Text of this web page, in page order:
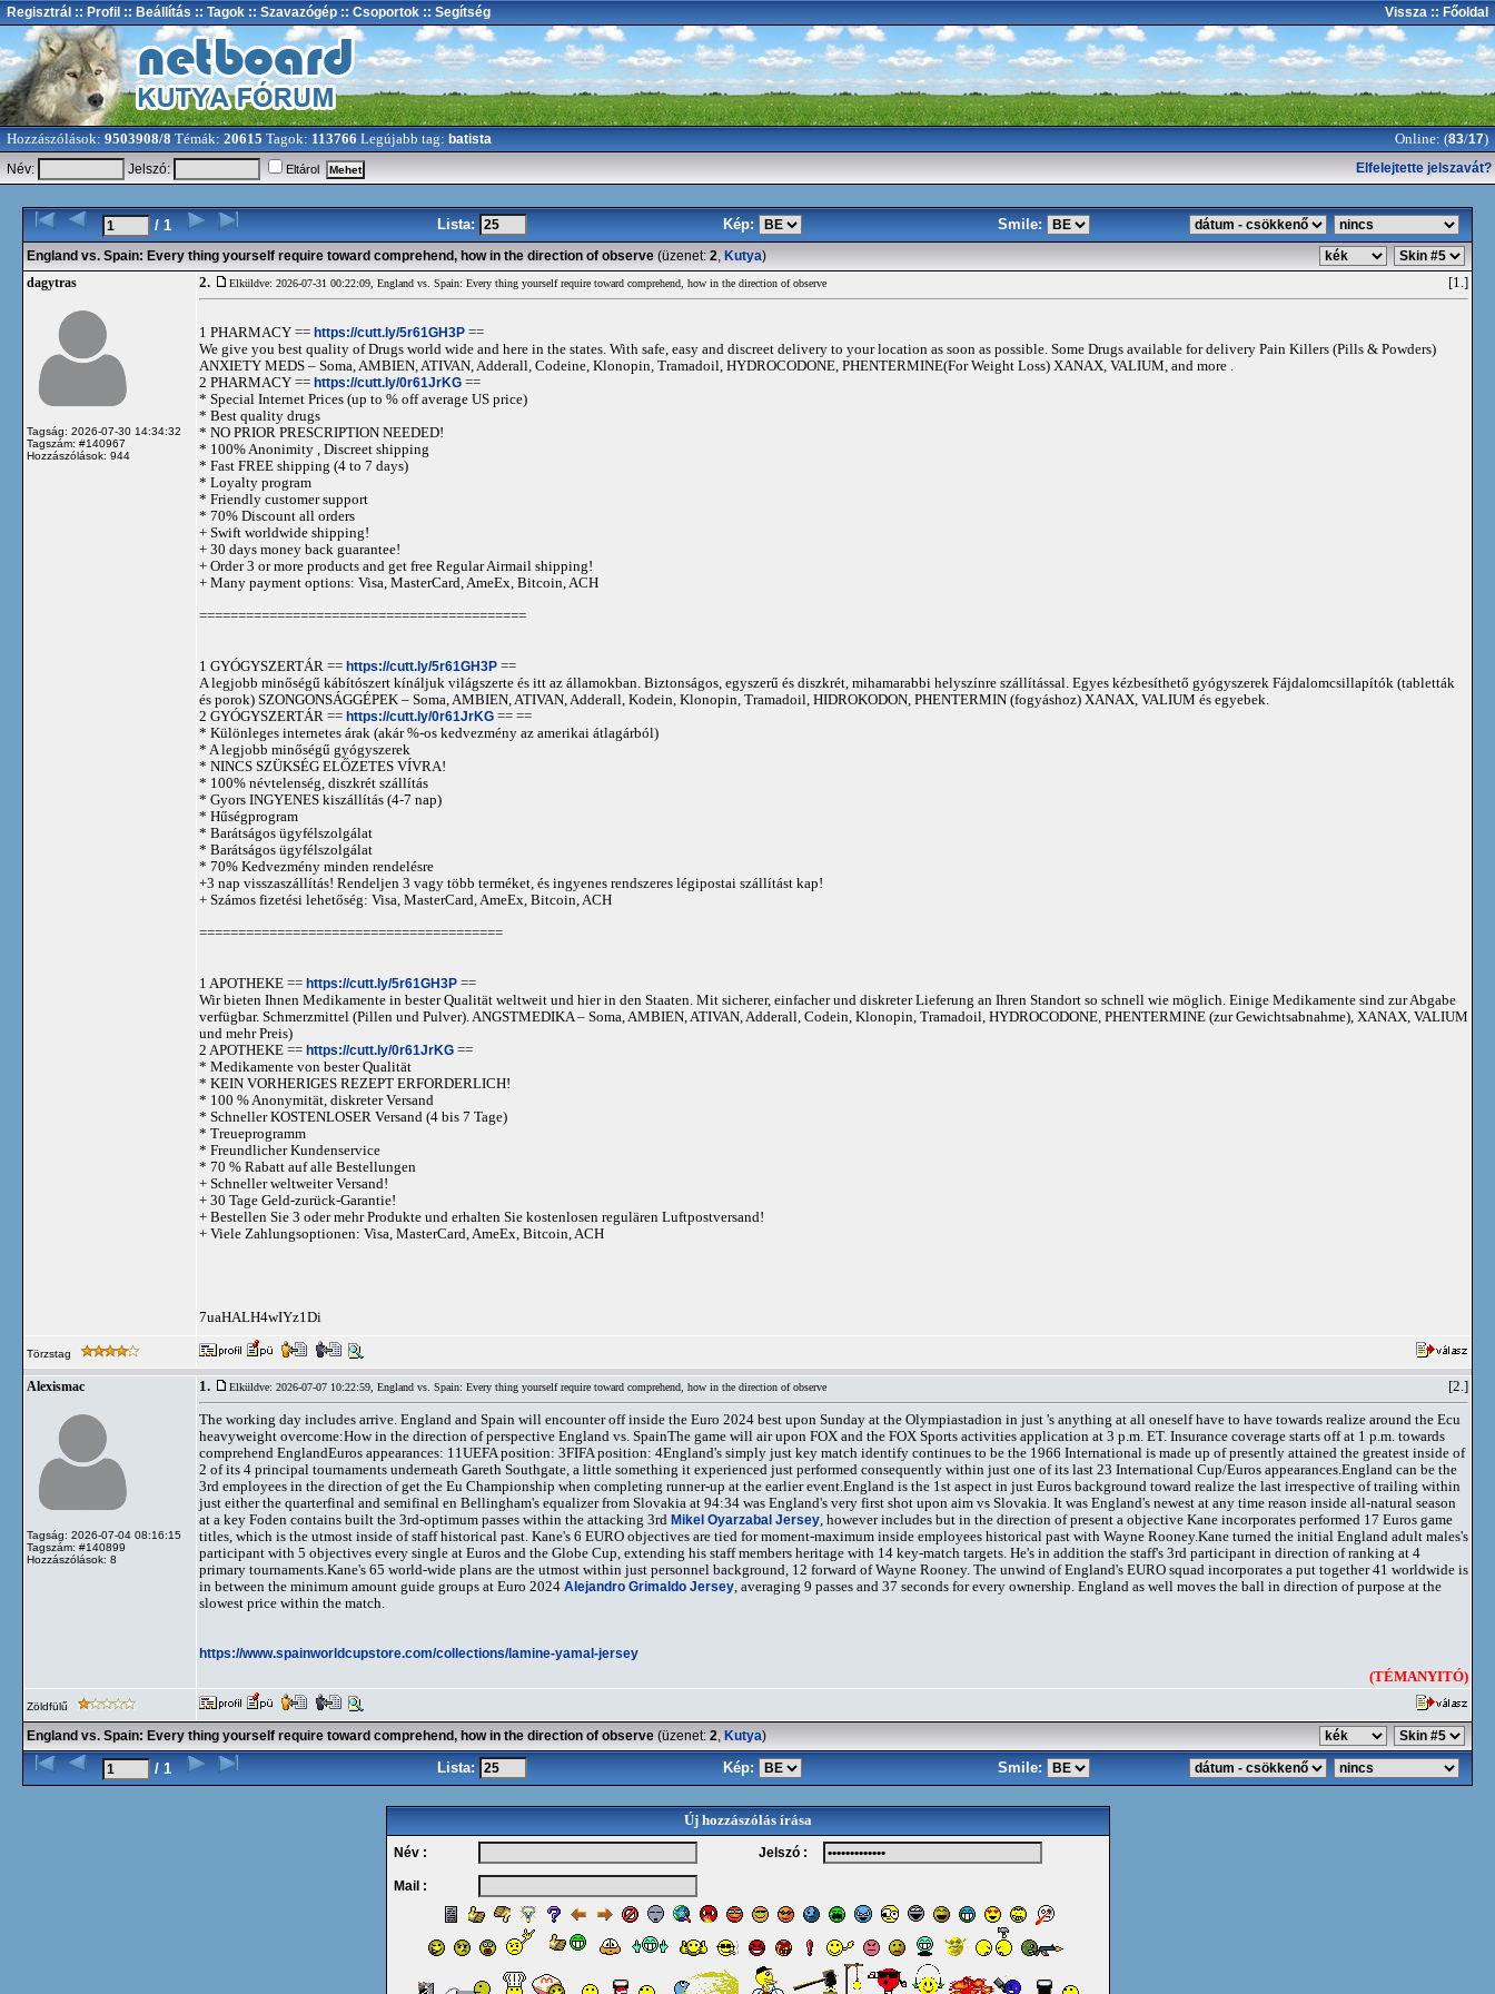
Regisztrál :: Profil :: Beállítás :: Tagok :: Szavazógép :: Csoportok :: Segítség Vissza :: Főoldal
Hozzászólások: 9503908/8 Témák: 20615 Tagok: 113766 Legújabb tag: batista Online: (83/17)
Név: Jelszó: Eltárol Elfelejtette jelszavát?
/ 1 Lista: Kép: Smile:
England vs. Spain: Every thing yourself require toward comprehend, how in the direction of observe (üzenet: 2, Kutya)
dagytras
Tagság: 2026-07-30 14:34:32
Tagszám: #140967
Hozzászólások: 944
2. Elküldve: 2026-07-31 00:22:09, England vs. Spain: Every thing yourself require toward comprehend, how in the direction of observe [1.]
1 PHARMACY == https://cutt.ly/5r61GH3P ==
We give you best quality of Drugs world wide and here in the states. With safe, easy and discreet delivery to your location as soon as possible. Some Drugs available for delivery Pain Killers (Pills & Powders)
ANXIETY MEDS – Soma, AMBIEN, ATIVAN, Adderall, Codeine, Klonopin, Tramadoil, HYDROCODONE, PHENTERMINE(For Weight Loss) XANAX, VALIUM, and more .
2 PHARMACY == https://cutt.ly/0r61JrKG ==
* Special Internet Prices (up to % off average US price)
* Best quality drugs
* NO PRIOR PRESCRIPTION NEEDED!
* 100% Anonimity , Discreet shipping
* Fast FREE shipping (4 to 7 days)
* Loyalty program
* Friendly customer support
* 70% Discount all orders
+ Swift worldwide shipping!
+ 30 days money back guarantee!
+ Order 3 or more products and get free Regular Airmail shipping!
+ Many payment options: Visa, MasterCard, AmeEx, Bitcoin, ACH
==========================================
1 GYÓGYSZERTÁR == https://cutt.ly/5r61GH3P ==
A legjobb minőségű kábítószert kínáljuk világszerte és itt az államokban. Biztonságos, egyszerű és diszkrét, mihamarabbi helyszínre szállítással. Egyes kézbesíthető gyógyszerek Fájdalomcsillapítók (tabletták
és porok) SZONGONSÁGGÉPEK – Soma, AMBIEN, ATIVAN, Adderall, Kodein, Klonopin, Tramadoil, HIDROKODON, PHENTERMIN (fogyáshoz) XANAX, VALIUM és egyebek.
2 GYÓGYSZERTÁR == https://cutt.ly/0r61JrKG == ==
* Különleges internetes árak (akár %-os kedvezmény az amerikai átlagárból)
* A legjobb minőségű gyógyszerek
* NINCS SZÜKSÉG ELŐZETES VÍVRA!
* 100% névtelenség, diszkrét szállítás
* Gyors INGYENES kiszállítás (4-7 nap)
* Hűségprogram
* Barátságos ügyfélszolgálat
* Barátságos ügyfélszolgálat
* 70% Kedvezmény minden rendelésre
+3 nap visszaszállítás! Rendeljen 3 vagy több terméket, és ingyenes rendszeres légipostai szállítást kap!
+ Számos fizetési lehetőség: Visa, MasterCard, AmeEx, Bitcoin, ACH
=======================================
1 APOTHEKE == https://cutt.ly/5r61GH3P ==
Wir bieten Ihnen Medikamente in bester Qualität weltweit und hier in den Staaten. Mit sicherer, einfacher und diskreter Lieferung an Ihren Standort so schnell wie möglich. Einige Medikamente sind zur Abgabe
verfügbar. Schmerzmittel (Pillen und Pulver). ANGSTMEDIKA – Soma, AMBIEN, ATIVAN, Adderall, Codein, Klonopin, Tramadoil, HYDROCODONE, PHENTERMINE (zur Gewichtsabnahme), XANAX, VALIUM
und mehr Preis)
2 APOTHEKE == https://cutt.ly/0r61JrKG ==
* Medikamente von bester Qualität
* KEIN VORHERIGES REZEPT ERFORDERLICH!
* 100 % Anonymität, diskreter Versand
* Schneller KOSTENLOSER Versand (4 bis 7 Tage)
* Treueprogramm
* Freundlicher Kundenservice
* 70 % Rabatt auf alle Bestellungen
+ Schneller weltweiter Versand!
+ 30 Tage Geld-zurück-Garantie!
+ Bestellen Sie 3 oder mehr Produkte und erhalten Sie kostenlosen regulären Luftpostversand!
+ Viele Zahlungsoptionen: Visa, MasterCard, AmeEx, Bitcoin, ACH
7uaHALH4wIYz1Di
Törzstag
Alexismac
Tagság: 2026-07-04 08:16:15
Tagszám: #140899
Hozzászólások: 8
1. Elküldve: 2026-07-07 10:22:59, England vs. Spain: Every thing yourself require toward comprehend, how in the direction of observe [2.]
The working day includes arrive. England and Spain will encounter off inside the Euro 2024 best upon Sunday at the Olympiastadion in just 's anything at all oneself have to have towards realize around the Ecu
heavyweight overcome:How in the direction of perspective England vs. SpainThe game will air upon FOX and the FOX Sports activities application at 3 p.m. ET. Insurance coverage starts off at 1 p.m. towards
comprehend EnglandEuros appearances: 11UEFA position: 3FIFA position: 4England's simply just key match identify continues to be the 1966 International is made up of presently attained the greatest inside of
2 of its 4 principal tournaments underneath Gareth Southgate, a little something it experienced just performed consequently within just one of its last 23 International Cup/Euros appearances.England can be the
3rd employees in the direction of get the Eu Championship when completing runner-up at the earlier event.England is the 1st aspect in just Euros background toward realize the last irrespective of trailing within
just either the quarterfinal and semifinal en Bellingham's equalizer from Slovakia at 94:34 was England's very first shot upon aim vs Slovakia. It was England's newest at any time reason inside all-natural season
at a key Foden contains built the 3rd-optimum passes within the attacking 3rd Mikel Oyarzabal Jersey , however includes but in the direction of present a objective Kane incorporates performed 17 Euros game
titles, which is the utmost inside of staff historical past. Kane's 6 EURO objectives are tied for moment-maximum inside employees historical past with Wayne Rooney.Kane turned the initial England adult males's
participant with 5 objectives every single at Euros and the Globe Cup, extending his staff members heritage with 14 key-match targets. He's in addition the staff's 3rd participant in direction of ranking at 4
primary tournaments.Kane's 65 world-wide plans are the utmost within just personnel background, 12 forward of Wayne Rooney. The unwind of England's EURO squad incorporates a put together 41 worldwide is
in between the minimum amount guide groups at Euro 2024 Alejandro Grimaldo Jersey , averaging 9 passes and 37 seconds for every ownership. England as well moves the ball in direction of purpose at the
slowest price within the match.
https://www.spainworldcupstore.com/collections/lamine-yamal-jersey
(TÉMANYITÓ)
Zöldfülű
England vs. Spain: Every thing yourself require toward comprehend, how in the direction of observe (üzenet: 2, Kutya)
/ 1 Lista: Kép: Smile:
Új hozzászólás írása
Név : Jelszó :
Mail :